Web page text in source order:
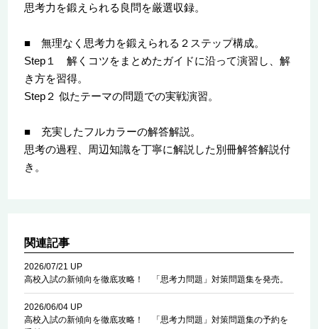
思考力を鍛えられる良問を厳選収録。
■ 無理なく思考力を鍛えられる２ステップ構成。
Step１ 解くコツをまとめたガイドに沿って演習し、解
き方を習得。
Step２ 似たテーマの問題での実戦演習。
■ 充実したフルカラーの解答解説。
思考の過程、周辺知識を丁寧に解説した別冊解答解説付
き。
関連記事
2026/07/21 UP
高校入試の新傾向を徹底攻略！ 「思考力問題」対策問題集を発売。
2026/06/04 UP
高校入試の新傾向を徹底攻略！ 「思考力問題」対策問題集の予約を